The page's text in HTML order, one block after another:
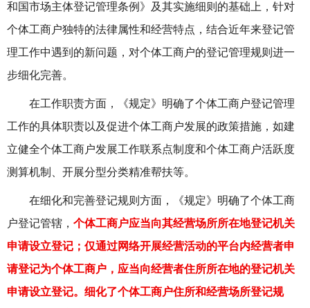
和国市场主体登记管理条例》及其实施细则的基础上，针对
个体工商户独特的法律属性和经营特点，结合近年来登记管
理工作中遇到的新问题，对个体工商户的登记管理规则进一
步细化完善。
在工作职责方面，《规定》明确了个体工商户登记管理
工作的具体职责以及促进个体工商户发展的政策措施，如建
立健全个体工商户发展工作联系点制度和个体工商户活跃度
测算机制、开展分型分类精准帮扶等。
在细化和完善登记规则方面，《规定》明确了个体工商
户登记管辖， 个体工商户应当向其经营场所所在地登记机关
申请设立登记；仅通过网络开展经营活动的平台内经营者申
请登记为个体工商户，应当向经营者住所所在地的登记机关
申请设立登记。细化了个体工商户住所和经营场所登记规